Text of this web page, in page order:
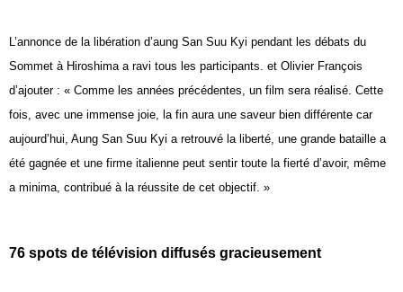
L’annonce de la libération d’aung San Suu Kyi pendant les débats du
Sommet à Hiroshima a ravi tous les participants. et Olivier François
d’ajouter : « Comme les années précédentes, un film sera réalisé. Cette
fois, avec une immense joie, la fin aura une saveur bien différente car
aujourd’hui, Aung San Suu Kyi a retrouvé la liberté, une grande bataille a
été gagnée et une firme italienne peut sentir toute la fierté d’avoir, même
a minima, contribué à la réussite de cet objectif. »
76 spots de télévision diffusés gracieusement